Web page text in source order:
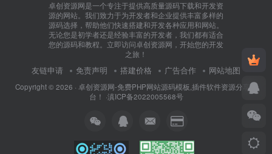
卓创资源网是一个专注于提供高质量源码下载和开发资
源的网站。我们致力于为开发者和企业提供丰富多样的
源码选择，帮助他们快速搭建和开发各种应用和网站。
无论您是初学者还是经验丰富的开发者，我们都有适合
您的源码和教程。立即访问卓创资源网，开始您的开发
之旅！
友链申请 免责声明 搭建价格 广告合作 网站地图
Copyright © 2026 · 卓创资源网-免费PHP网站源码模板,插件软件资源分享平
台！ ·滇ICP备2022005568号